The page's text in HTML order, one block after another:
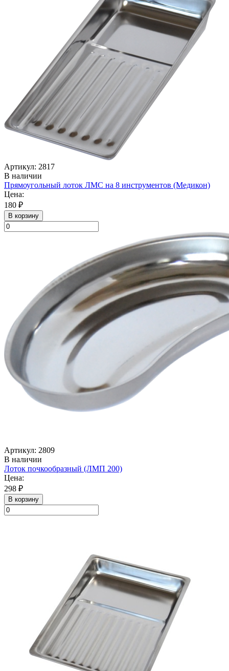
Артикул: 2817
В наличии
Прямоугольный лоток ЛМС на 8 инструментов (Медикон)
Цена:
180 ₽
В корзину
Артикул: 2809
В наличии
Лоток почкообразный (ЛМП 200)
Цена:
298 ₽
В корзину